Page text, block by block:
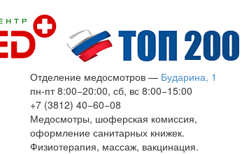
Отделение медосмотров — Бударина, 1
пн-пт 8:00−20:00, сб, вс 8:00−15:00
+7 (3812) 40−60−08
Медосмотры, шоферская комиссия,
оформление санитарных книжек.
Физиотерапия, массаж, вакцинация.